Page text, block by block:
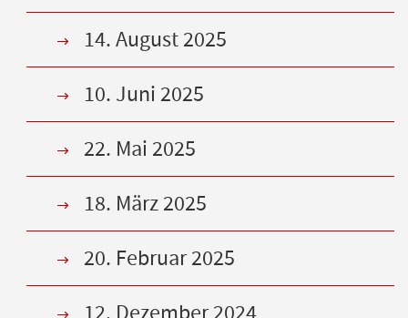
14. August 2025
10. Juni 2025
22. Mai 2025
18. März 2025
20. Februar 2025